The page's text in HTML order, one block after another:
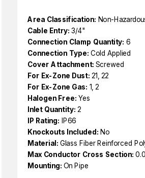
Area Classification: Non-
Cable Entry: 3/4"
Connection Clamp Quantity: 6
Connection Type: Cold Applied
Cover Attachment: Screwed
For Ex-Zone Dust: 21, 22
For Ex-Zone Gas: 1, 2
Halogen Free: Yes
Inlet Quantity: 2
IP Rating: IP66
Knockouts Included: No
Material: Glass Fiber Reinforced
Max Conductor Cross Section:
Mounting: On Pipe